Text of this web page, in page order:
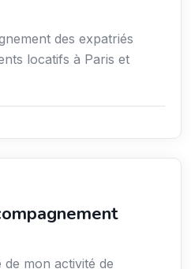
des expatriés
locatifs à Paris et
mon activité de